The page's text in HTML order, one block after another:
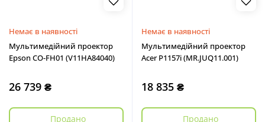
Немає в наявності
Мультимедійний проектор
Epson CO-FH01 (V11HA84040)
26 739 ₴
Продано
Немає в наявності
Мультимедійний проектор
Acer P1157i (MR.JUQ11.001)
18 835 ₴
Продано